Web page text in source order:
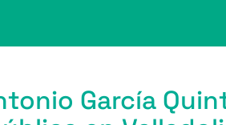
García